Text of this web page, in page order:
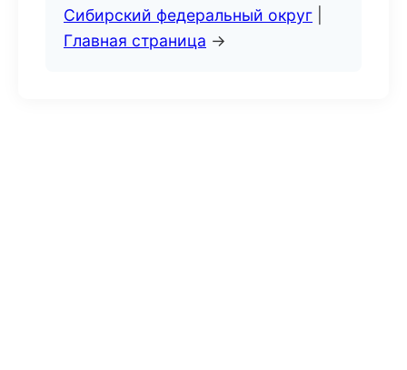
Сибирский федеральный округ
Главная страница →